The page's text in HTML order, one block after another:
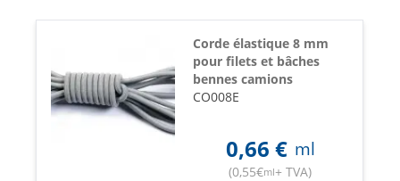
Corde élastique 8 mm
pour filets et bâches
bennes camions
CO008E
0,66 € ml
(0,55€ml+ TVA)